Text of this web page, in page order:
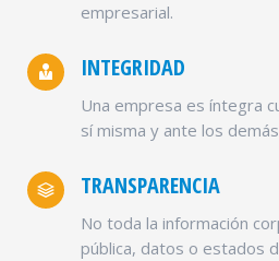
empresarial.
INTEGRIDAD
Una empresa es íntegra
sí misma y ante los
TRANSPARENCIA
No toda la información
pública, datos o estados